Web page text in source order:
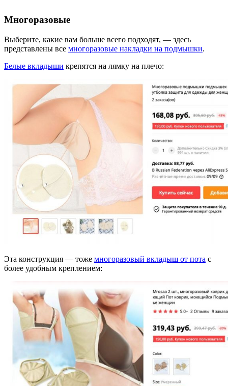
Многоразовые
Выберите, какие вам больше всего подходят, — здесь
представлены все многоразовые накладки на подмышки.
Белые вкладыши крепятся на лямку на плечо:
Эта конструкция — тоже многоразовый вкладыш от пота с
более удобным креплением: